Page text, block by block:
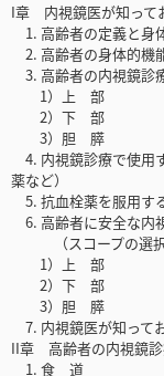
I章 内視鏡医が知って
1. 高齢者の定義と身
2. 高齢者の身体的機
3. 高齢者の内視鏡診
1）上 部
2）下 部
3）胆 膵
4. 内視鏡診療で使用
薬など）
5. 抗血栓薬を服用す
6. 高齢者に安全な内
（スコープの選択，
1）上 部
2）下 部
3）胆 膵
7. 内視鏡医が知って
II章 高齢者の内視鏡
1. 食 道